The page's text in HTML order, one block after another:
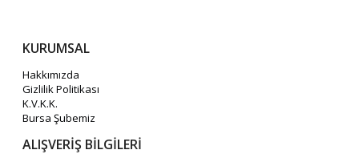
KURUMSAL
Hakkımızda
Gizlilik Politikası
K.V.K.K.
Bursa Şubemiz
ALIŞVERİŞ BİLGİLERİ